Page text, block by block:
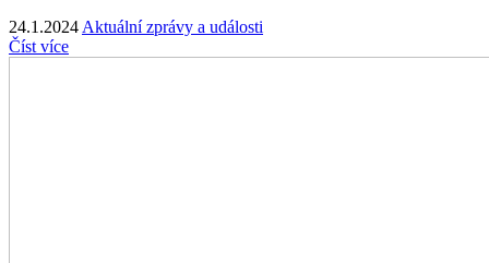
24.1.2024 Aktuální zprávy a události
Číst více